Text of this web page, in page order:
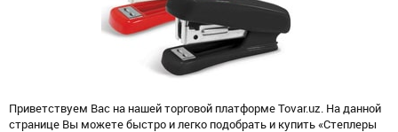
Приветствуем Вас на нашей торговой платформе Tovar.uz. На данной
странице Вы можете быстро и легко подобрать и купить «Степлеры